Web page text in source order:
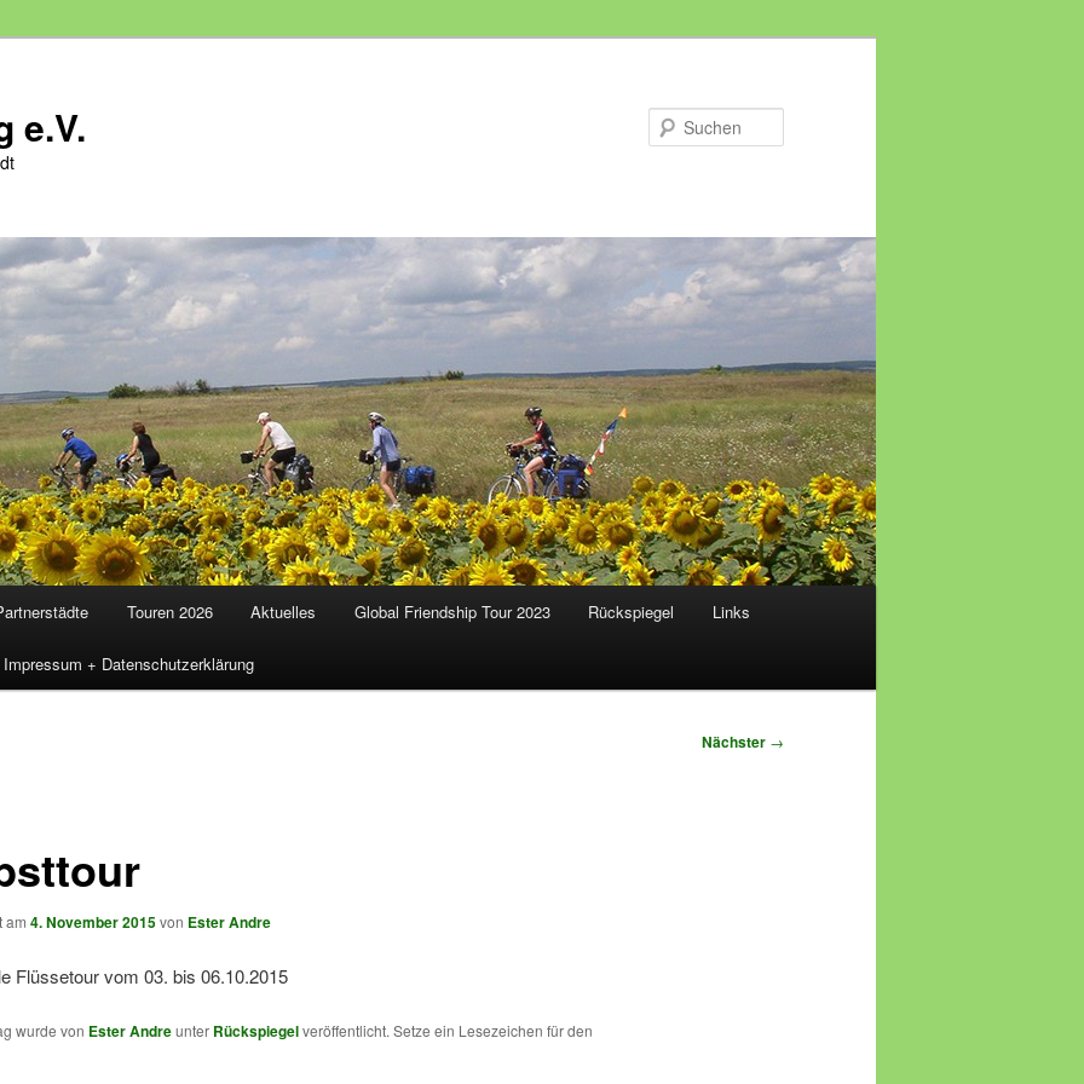
e.V.
Touren 2026 Aktuelles Global Friendship Tour 2023 Rückspiegel Links
Impressum + Datenschutzerklärung
Nächster →
am 4. November 2015von Ester Andre
Flüssetour vom 03. bis 06.10.2015
wurde von Ester Andreunter Rückspiegelveröffentlicht. Setze ein Lesezeichen für den